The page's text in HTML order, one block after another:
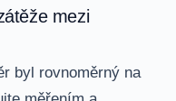
mezi
byl rovnoměrný na